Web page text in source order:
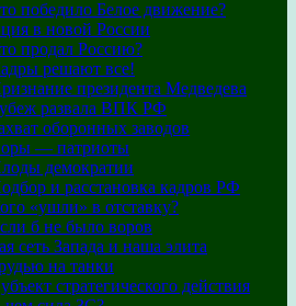
победило Белое движение?
в новой России
продал Россию?
решают все!
президента Медведева
развала ВПК РФ
оборонных заводов
— патриоты
демократии
и расстановка кадров РФ
«ушли» в отставку?
б не было воров
сеть Запада и наша элита
на танки
стратегического действия